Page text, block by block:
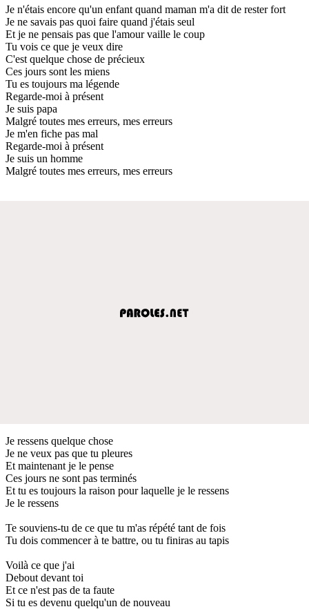
Je n'étais encore qu'un enfant quand maman m'a dit de rester fort
Je ne savais pas quoi faire quand j'étais seul
Et je ne pensais pas que l'amour vaille le coup
Tu vois ce que je veux dire
C'est quelque chose de précieux
Ces jours sont les miens
Tu es toujours ma légende
Regarde-moi à présent
Je suis papa
Malgré toutes mes erreurs, mes erreurs
Je m'en fiche pas mal
Regarde-moi à présent
Je suis un homme
Malgré toutes mes erreurs, mes erreurs
Je ressens quelque chose
Je ne veux pas que tu pleures
Et maintenant je le pense
Ces jours ne sont pas terminés
Et tu es toujours la raison pour laquelle je le ressens
Je le ressens
Te souviens-tu de ce que tu m'as répété tant de fois
Tu dois commencer à te battre, ou tu finiras au tapis
Voilà ce que j'ai
Debout devant toi
Et ce n'est pas de ta faute
Si tu es devenu quelqu'un de nouveau